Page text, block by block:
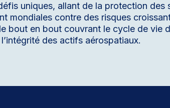
uniques, allant de la protection des
mondiales contre des risques
bout en bout couvrant le cycle de vie
des actifs aérospatiaux.